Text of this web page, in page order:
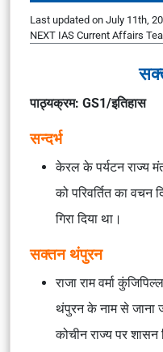
Last updated on July 11th,
NEXT IAS Current Affairs
पाठ्यक्रम: GS1/इतिहास
सन्दर्भ
केरल के पर्यटन राज्य
को परिवर्तित का वचन
गिरा दिया था।
सक्तन थंपुरन
राजा राम वर्मा
थंपुरन के नाम से जाना
कोचीन राज्य पर शासन